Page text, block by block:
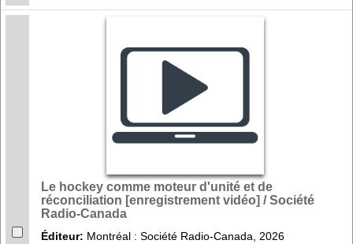
Le hockey comme moteur d'unité et de
réconciliation [enregistrement vidéo] / Société
Radio-Canada
Éditeur: Montréal : Société Radio-Canada, 2026